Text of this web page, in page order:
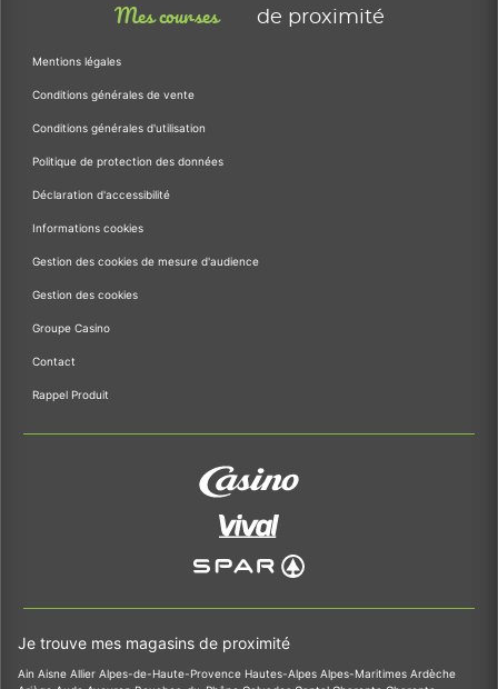
Mes courses de proximité
Mentions légales
Conditions générales de vente
Conditions générales d'utilisation
Politique de protection des données
Déclaration d'accessibilité
Informations cookies
Gestion des cookies de mesure d'audience
Gestion des cookies
Groupe Casino
Contact
Rappel Produit
Je trouve mes magasins de proximité
Ain Aisne Allier Alpes-de-Haute-Provence Hautes-Alpes Alpes-Maritimes Ardèche